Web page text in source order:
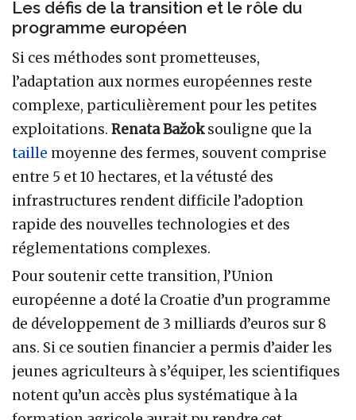
Les défis de la transition et le rôle du
programme européen
Si ces méthodes sont prometteuses,
l’adaptation aux normes européennes reste
complexe, particulièrement pour les petites
exploitations. Renata Bažoksouligne que la
taille moyenne des fermes, souvent comprise
entre 5 et 10 hectares, et la vétusté des
infrastructures rendent difficile l’adoption
rapide des nouvelles technologies et des
réglementations complexes.
Pour soutenir cette transition, l’Union
européenne a doté la Croatie d’un programme
de développement de 3 milliards d’euros sur 8
ans. Si ce soutien financier a permis d’aider les
jeunes agriculteurs à s’équiper, les scientifiques
notent qu’un accès plus systématique à la